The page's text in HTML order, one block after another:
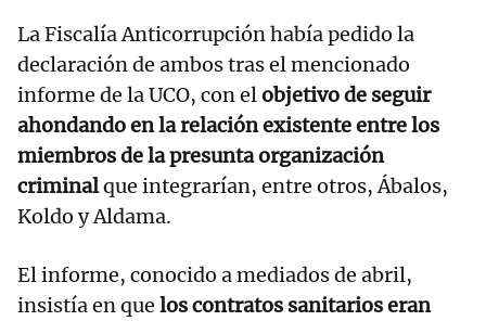
La Fiscalía Anticorrupción había pedido la
declaración de ambos tras el mencionado
informe de la UCO, con elobjetivo de seguir
ahondando en la relación existente entre los
miembros de la presunta organización
criminalque integrarían, entre otros, Ábalos,
Koldo y Aldama.
El informe, conocido a mediados de abril,
insistía en que los contratos sanitarios eran